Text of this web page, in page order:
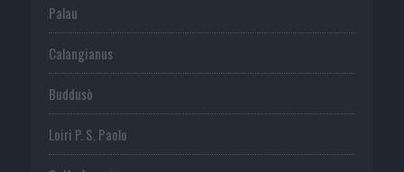
Palau
Calangianus
Buddusò
Loiri P. S. Paolo